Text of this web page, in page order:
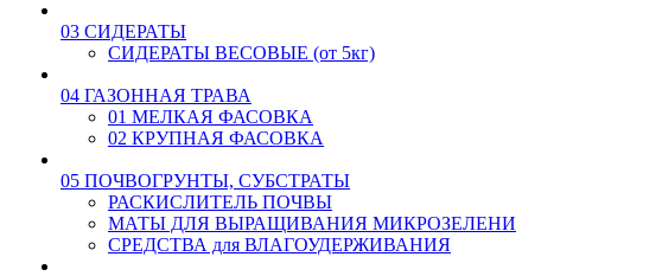
03 СИДЕРАТЫ
СИДЕРАТЫ ВЕСОВЫЕ (от 5кг)
04 ГАЗОННАЯ ТРАВА
01 МЕЛКАЯ ФАСОВКА
02 КРУПНАЯ ФАСОВКА
05 ПОЧВОГРУНТЫ, СУБСТРАТЫ
РАСКИСЛИТЕЛЬ ПОЧВЫ
МАТЫ ДЛЯ ВЫРАЩИВАНИЯ МИКРОЗЕЛЕНИ
СРЕДСТВА для ВЛАГОУДЕРЖИВАНИЯ